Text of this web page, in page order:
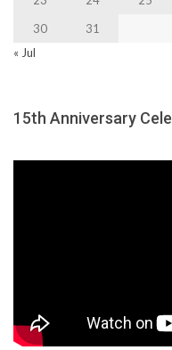
30
31
« Jul
15th Anniversary